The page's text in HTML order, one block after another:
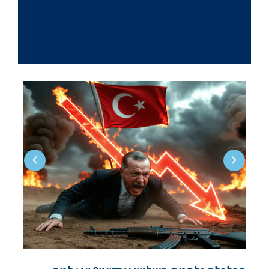
עכשיו אפשר לצפות בכל השידור החי: איראן
לקראת הכרעה או קריסה? ועכשיו במבצע
מטורף
מה מצב המלחמה בין רוסיה לאוקראינה?